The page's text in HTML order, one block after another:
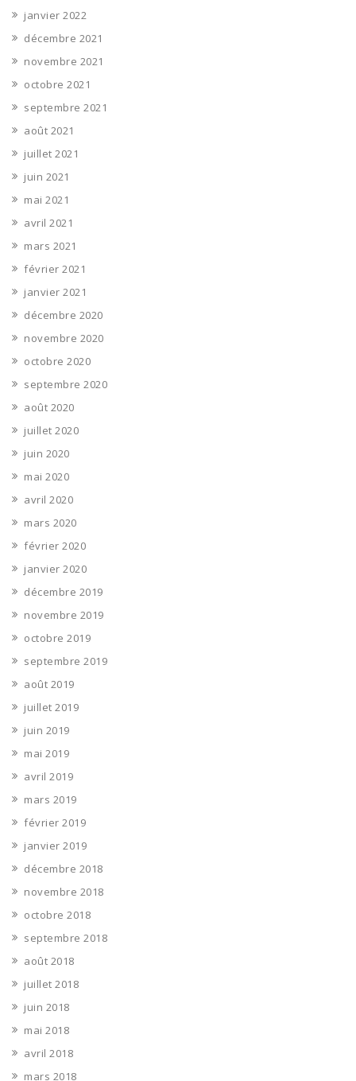
janvier 2022
décembre 2021
novembre 2021
octobre 2021
septembre 2021
août 2021
juillet 2021
juin 2021
mai 2021
avril 2021
mars 2021
février 2021
janvier 2021
décembre 2020
novembre 2020
octobre 2020
septembre 2020
août 2020
juillet 2020
juin 2020
mai 2020
avril 2020
mars 2020
février 2020
janvier 2020
décembre 2019
novembre 2019
octobre 2019
septembre 2019
août 2019
juillet 2019
juin 2019
mai 2019
avril 2019
mars 2019
février 2019
janvier 2019
décembre 2018
novembre 2018
octobre 2018
septembre 2018
août 2018
juillet 2018
juin 2018
mai 2018
avril 2018
mars 2018